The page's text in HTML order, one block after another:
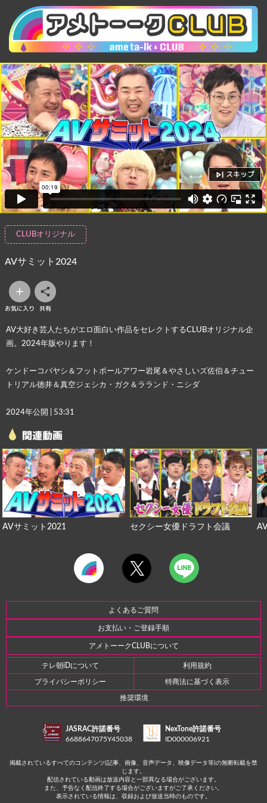
スキップ
CLUBオリジナル
AVサミット2024
お気に入り 共有
AV大好き芸人たちがエロ面白い作品をセレクトするCLUBオリジナル企
画。2024年版やります！
ケンドーコバヤシ＆フットボールアワー岩尾＆やさしいズ佐伯＆チュー
トリアル徳井＆真空ジェシカ・ガク＆ラランド・ニシダ
2024年公開 | 53:31
関連動画
AVサミット2021 セクシー女優ドラフト会議
よくあるご質問
お支払い・ご登録手順
アメトーークCLUBについて
テレ朝iDについて 利用規約
プライバシーポリシー 特商法に基づく表示
推奨環境
JASRAC許諾番号
6688647075Y45038
NexTone許諾番号
ID000006921
掲載されているすべてのコンテンツ(記事、画像、音声データ、映像データ等)の無断転載を禁
じます。
配信されている動画は放送内容と一部異なる場合がございます。
また、予告なく配信終了する場合がございますがご了承ください。
表示されている情報は、収録および放送当時のものです。